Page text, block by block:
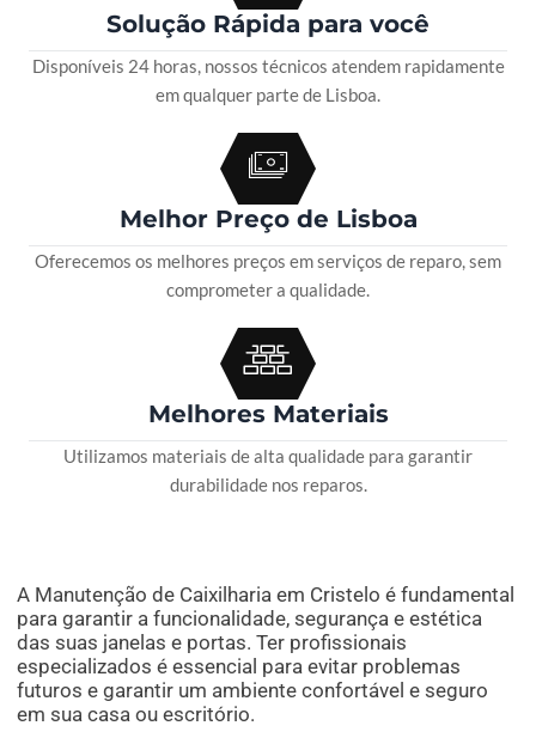
Solução Rápida para você
Disponíveis 24 horas, nossos técnicos atendem rapidamente
em qualquer parte de Lisboa.
Melhor Preço de Lisboa
Oferecemos os melhores preços em serviços de reparo, sem
comprometer a qualidade.
Melhores Materiais
Utilizamos materiais de alta qualidade para garantir
durabilidade nos reparos.
A Manutenção de Caixilharia em Cristelo é fundamental
para garantir a funcionalidade, segurança e estética
das suas janelas e portas. Ter profissionais
especializados é essencial para evitar problemas
futuros e garantir um ambiente confortável e seguro
em sua casa ou escritório.